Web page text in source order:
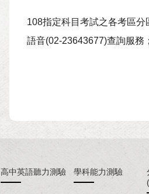
108指定科目考試之各考區
語音(02-23643677)查詢服務
高中英語聽力測驗 學科能力測驗